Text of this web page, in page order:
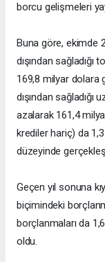
borcu gelişmeleri
Buna göre, ekimde
dışından
169,8 milyar dolara
dışından
azalarak 161,4
krediler hariç) da
düzeyinde
Geçen yıl sonuna
biçimindeki
borçlanmaları da
oldu.